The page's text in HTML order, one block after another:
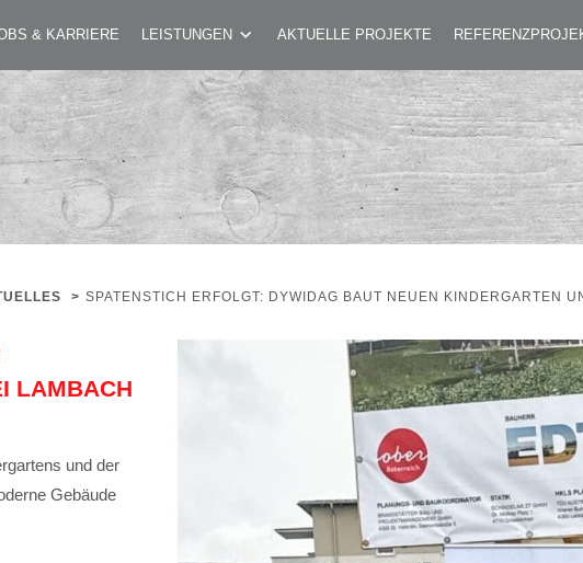
& KARRIERE LEISTUNGEN AKTUELLE PROJEKTE
BAUT NEUEN KINDERGARTEN UND
> SPATENSTICH ERFOLGT: DYWIDAG BAUT NEUEN KINDERGARTEN
LAMBACH
und der
Gebäude